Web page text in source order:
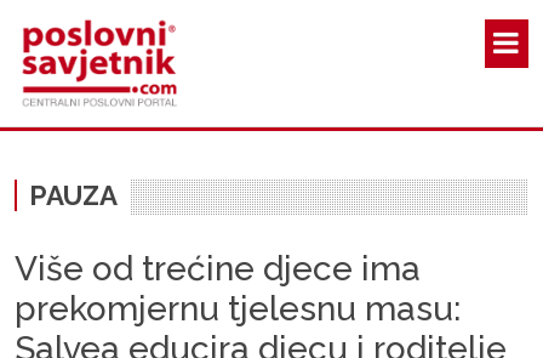
PAUZA
Više od trećine djece ima
prekomjernu tjelesnu masu:
Salvea educira djecu i roditelje